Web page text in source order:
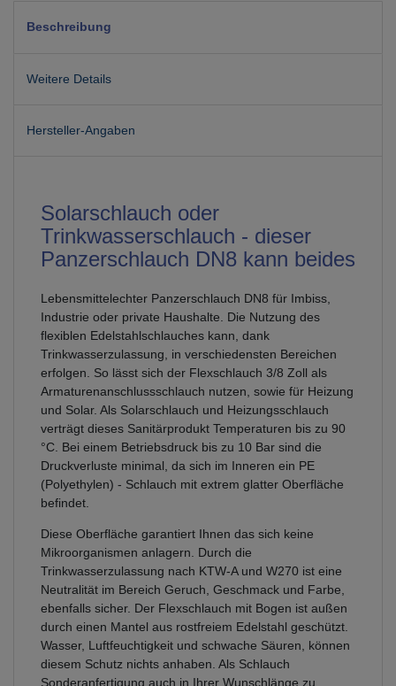
Beschreibung
Weitere Details
Hersteller-Angaben
Solarschlauch oder
Trinkwasserschlauch - dieser
Panzerschlauch DN8 kann beides
Lebensmittelechter Panzerschlauch DN8 für Imbiss,
Industrie oder private Haushalte. Die Nutzung des
flexiblen Edelstahlschlauches kann, dank
Trinkwasserzulassung, in verschiedensten Bereichen
erfolgen. So lässt sich der Flexschlauch 3/8 Zoll als
Armaturenanschlussschlauch nutzen, sowie für Heizung
und Solar. Als Solarschlauch und Heizungsschlauch
verträgt dieses Sanitärprodukt Temperaturen bis zu 90
°C. Bei einem Betriebsdruck bis zu 10 Bar sind die
Druckverluste minimal, da sich im Inneren ein PE
(Polyethylen) - Schlauch mit extrem glatter Oberfläche
befindet.
Diese Oberfläche garantiert Ihnen das sich keine
Mikroorganismen anlagern. Durch die
Trinkwasserzulassung nach KTW-A und W270 ist eine
Neutralität im Bereich Geruch, Geschmack und Farbe,
ebenfalls sicher. Der Flexschlauch mit Bogen ist außen
durch einen Mantel aus rostfreiem Edelstahl geschützt.
Wasser, Luftfeuchtigkeit und schwache Säuren, können
diesem Schutz nichts anhaben. Als Schlauch
Sonderanfertigung auch in Ihrer Wunschlänge zu